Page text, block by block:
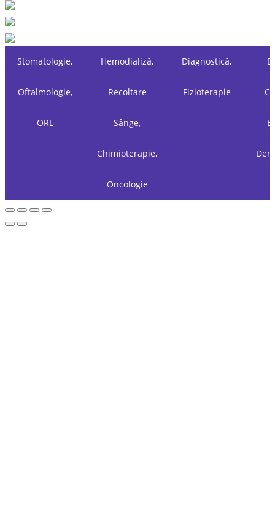
Stomatologie,
Oftalmologie,
ORL
Hemodializă,
Recoltare
Sânge,
Chimioterapie,
Oncologie
Diagnostică,
Fizioterapie